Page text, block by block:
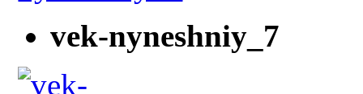
vek-nyneshniy_7